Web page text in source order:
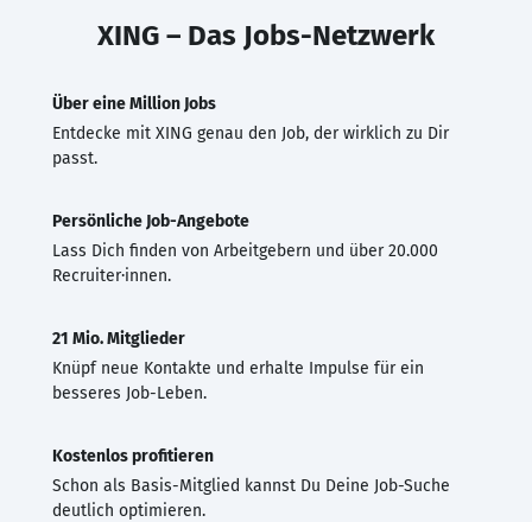
XING – Das Jobs-Netzwerk
Über eine Million Jobs
Entdecke mit XING genau den Job, der wirklich zu Dir
passt.
Persönliche Job-Angebote
Lass Dich finden von Arbeitgebern und über 20.000
Recruiter·innen.
21 Mio. Mitglieder
Knüpf neue Kontakte und erhalte Impulse für ein
besseres Job-Leben.
Kostenlos profitieren
Schon als Basis-Mitglied kannst Du Deine Job-Suche
deutlich optimieren.